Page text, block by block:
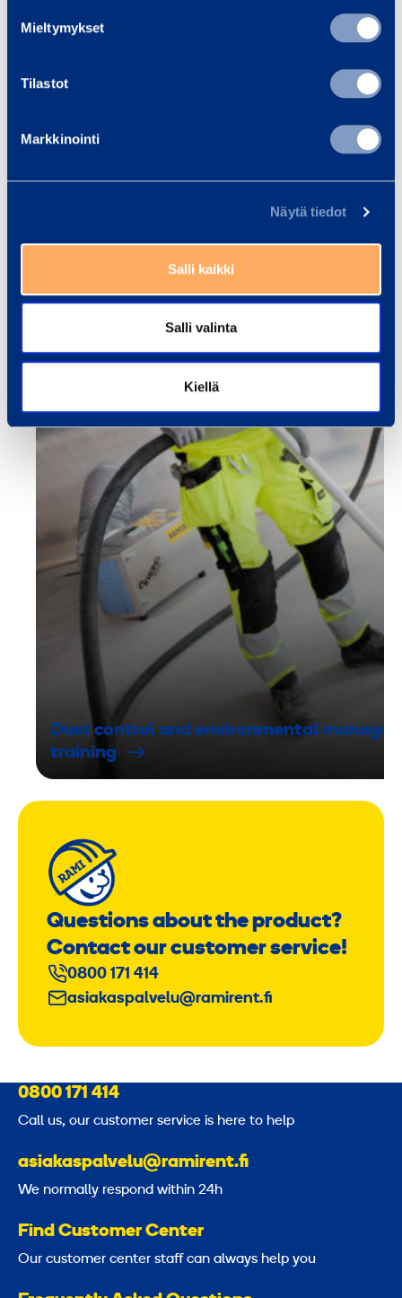
Mieltymykset
Tilastot
Markkinointi
Näytä tiedot
Salli kaikki
Salli valinta
Kiellä
View all trainings
Dust control and environmental
training
Questions about the product?
Contact our customer service!
0800 171 414
asiakaspalvelu@ramirent.fi
0800 171 414
Call us, our customer service is here to help
asiakaspalvelu@ramirent.fi
We normally respond within 24h
Find Customer Center
Our customer center staff can always help you